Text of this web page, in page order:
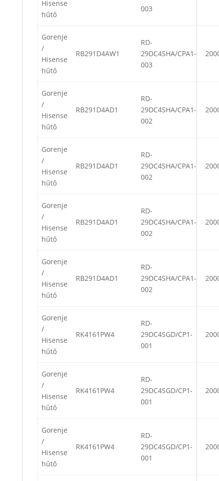
Hisense
hűtő
003
Gorenje
/
Hisense
hűtő
RB291D4AW1
RD-
29DC4SHA/CPA1-
003
Gorenje
/
Hisense
hűtő
RB291D4AD1
RD-
29DC4SHA/CPA1-
002
Gorenje
/
Hisense
hűtő
RB291D4AD1
RD-
29DC4SHA/CPA1-
002
Gorenje
/
Hisense
hűtő
RB291D4AD1
RD-
29DC4SHA/CPA1-
002
Gorenje
/
Hisense
hűtő
RB291D4AD1
RD-
29DC4SHA/CPA1-
002
Gorenje
/
Hisense
hűtő
RK4161PW4
RD-
29DC4SGD/CP1-
001
Gorenje
/
Hisense
hűtő
RK4161PW4
RD-
29DC4SGD/CP1-
001
Gorenje
/
Hisense
hűtő
RK4161PW4
RD-
29DC4SGD/CP1-
001